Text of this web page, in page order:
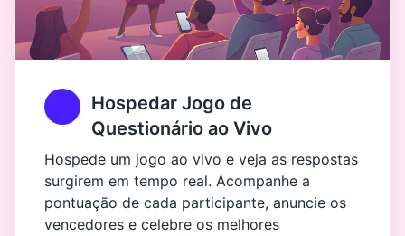
Hospedar Jogo de
Questionário ao Vivo
Hospede um jogo ao vivo e veja as respostas
surgirem em tempo real. Acompanhe a
pontuação de cada participante, anuncie os
vencedores e celebre os melhores